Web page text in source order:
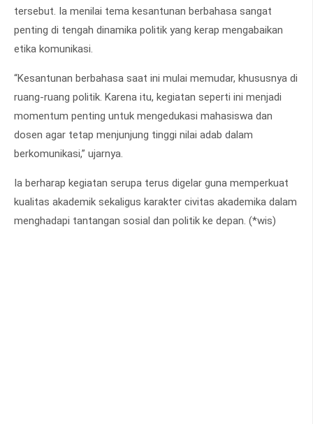
tersebut. Ia menilai tema kesantunan berbahasa sangat
penting di tengah dinamika politik yang kerap mengabaikan
etika komunikasi.
“Kesantunan berbahasa saat ini mulai memudar, khususnya di
ruang-ruang politik. Karena itu, kegiatan seperti ini menjadi
momentum penting untuk mengedukasi mahasiswa dan
dosen agar tetap menjunjung tinggi nilai adab dalam
berkomunikasi,” ujarnya.
Ia berharap kegiatan serupa terus digelar guna memperkuat
kualitas akademik sekaligus karakter civitas akademika dalam
menghadapi tantangan sosial dan politik ke depan. (*wis)